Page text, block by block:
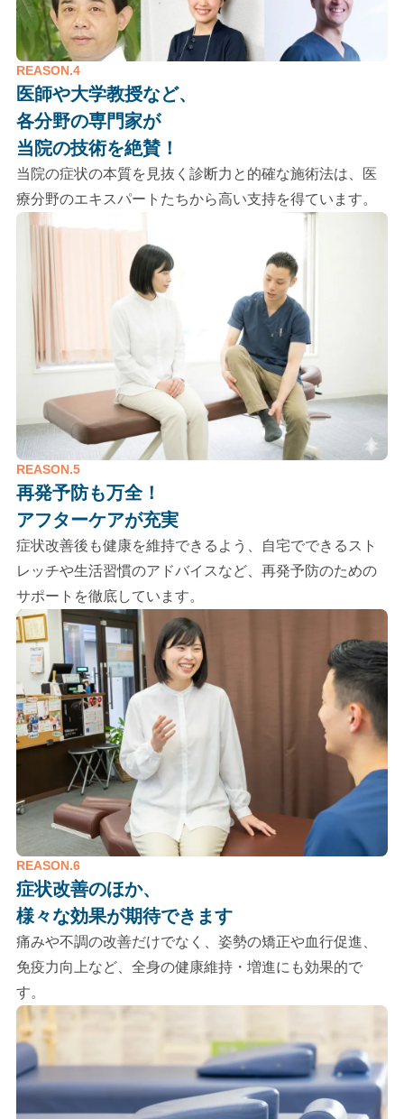
REASON.4
医師や大学教授など、
各分野の専門家が
当院の技術を絶賛！
当院の症状の本質を見抜く診断力と的確な施術法は、医
療分野のエキスパートたちから高い支持を得ています。
REASON.5
再発予防も万全！
アフターケアが充実
症状改善後も健康を維持できるよう、自宅でできるスト
レッチや生活習慣のアドバイスなど、再発予防のための
サポートを徹底しています。
REASON.6
症状改善のほか、
様々な効果が期待できます
痛みや不調の改善だけでなく、姿勢の矯正や血行促進、
免疫力向上など、全身の健康維持・増進にも効果的で
す。